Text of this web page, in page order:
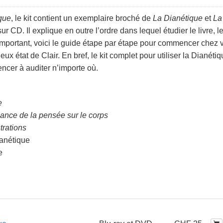
, le kit contient un exemplaire broché de La Dianétique etLa
CD. Il explique en outre l’ordre dans lequel étudier le livre,
voici le guide étape par étape pour commencer chez
état de Clair. En bref, le kit complet pour utiliser la
à auditer n’importe où.
de la pensée sur le corps